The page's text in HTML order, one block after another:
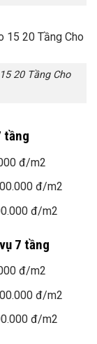
20 Tầng Cho
tầng
đ/m2
đ/m2
đ/m2
7 tầng
đ/m2
đ/m2
đ/m2